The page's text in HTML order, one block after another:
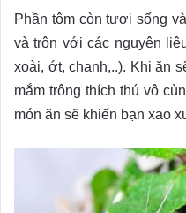
Phần tôm còn tươi sống
và trộn với các nguyên
xoài, ớt, chanh,..). Khi ăn
mắm trông thích thú vô
món ăn sẽ khiến bạn xao